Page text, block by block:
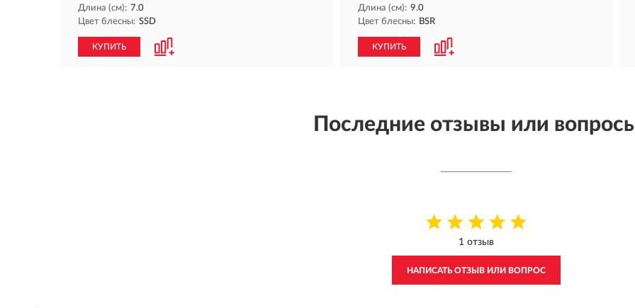
Длина (см): 7.0
Цвет блесны: SSD
КУПИТЬ
Длина (см): 9.0
Цвет блесны: BSR
КУПИТЬ
Последние отзывы или
1 отзыв
НАПИСАТЬ ОТЗЫВ ИЛИ ВОПРОС